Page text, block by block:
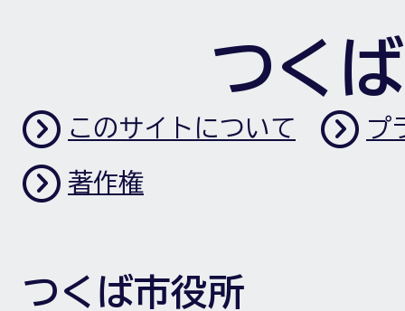
つく
このサイトについて プ
著作権
つくば市役所